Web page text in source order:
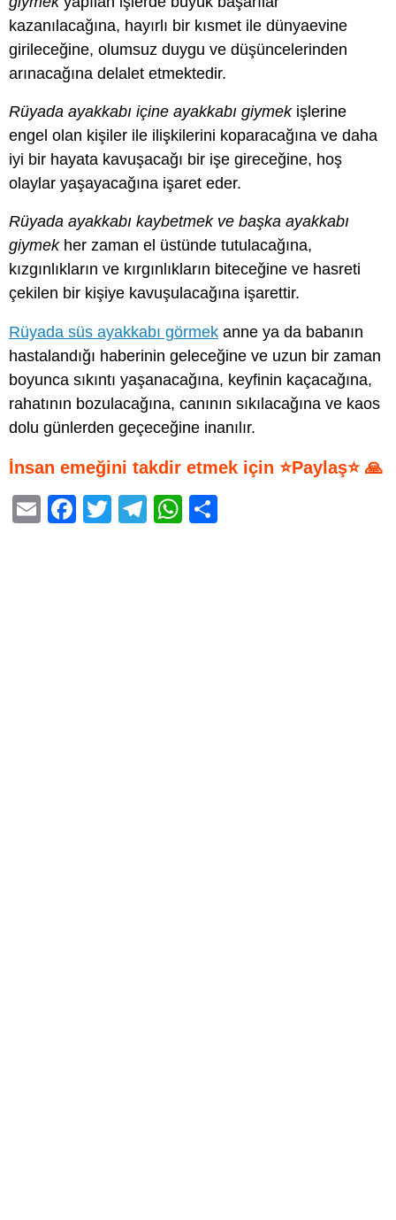
kazanılacağına, hayırlı bir kısmet ile dünyaevine
girileceğine, olumsuz duygu ve düşüncelerinden
arınacağına delalet etmektedir.
Rüyada ayakkabı içine ayakkabı giymekişlerine
engel olan kişiler ile ilişkilerini koparacağına ve daha
iyi bir hayata kavuşacağı bir işe gireceğine, hoş
olaylar yaşayacağına işaret eder.
Rüyada ayakkabı kaybetmek ve başka ayakkabı
giymekher zaman el üstünde tutulacağına,
kızgınlıkların ve kırgınlıkların biteceğine ve hasreti
çekilen bir kişiye kavuşulacağına işarettir.
Rüyada süs ayakkabı görmek anne ya da babanın
hastalandığı haberinin geleceğine ve uzun bir zaman
boyunca sıkıntı yaşanacağına, keyfinin kaçacağına,
rahatının bozulacağına, canının sıkılacağına ve kaos
dolu günlerden geçeceğine inanılır.
İnsan emeğini takdir etmek için ⭐Paylaş⭐ 🙏
E
F
T
T
W